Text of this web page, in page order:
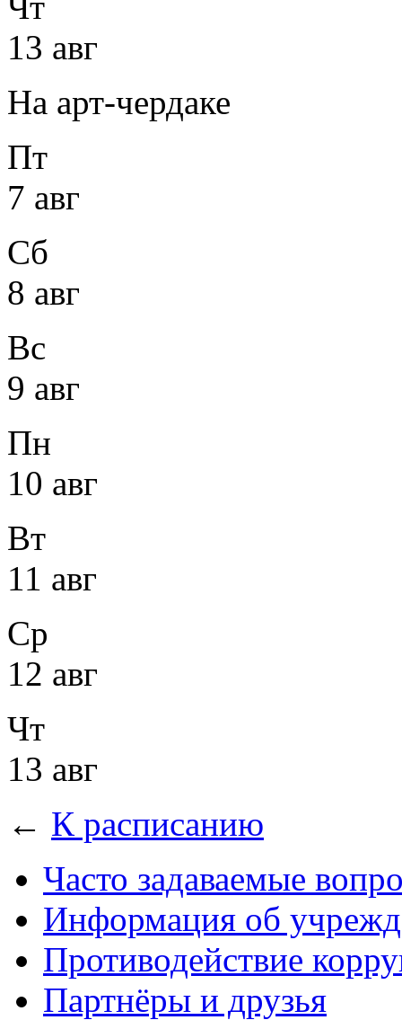
13 авг
На арт-чердаке
Пт
7 авг
Сб
8 авг
Вс
9 авг
Пн
10 авг
Вт
11 авг
Ср
12 авг
Чт
13 авг
← К расписанию
Часто задаваемые
Информация об
Противодействие
Партнёры и друзья